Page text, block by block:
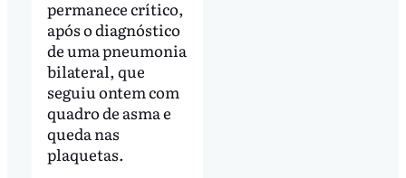
permanece crítico,
após o diagnóstico
de uma pneumonia
bilateral, que
seguiu ontem com
quadro de asma e
queda nas
plaquetas.